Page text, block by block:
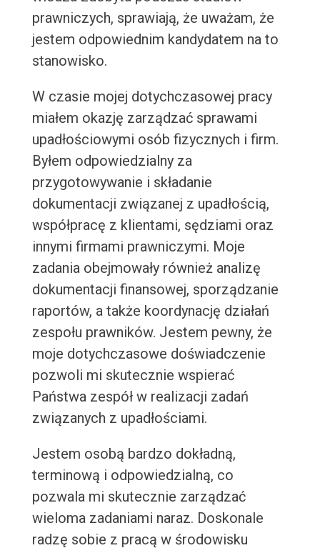
prawniczych, sprawiają, że uważam, że
jestem odpowiednim kandydatem na to
stanowisko.
W czasie mojej dotychczasowej pracy
miałem okazję zarządzać sprawami
upadłościowymi osób fizycznych i firm.
Byłem odpowiedzialny za
przygotowywanie i składanie
dokumentacji związanej z upadłością,
współpracę z klientami, sędziami oraz
innymi firmami prawniczymi. Moje
zadania obejmowały również analizę
dokumentacji finansowej, sporządzanie
raportów, a także koordynację działań
zespołu prawników. Jestem pewny, że
moje dotychczasowe doświadczenie
pozwoli mi skutecznie wspierać
Państwa zespół w realizacji zadań
związanych z upadłościami.
Jestem osobą bardzo dokładną,
terminową i odpowiedzialną, co
pozwala mi skutecznie zarządzać
wieloma zadaniami naraz. Doskonale
radzę sobie z pracą w środowisku